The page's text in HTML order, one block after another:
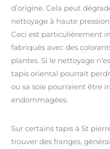
d’origine. Cela peut
nettoyage à haute
Ceci est particulièrement
fabriqués avec des
plantes. Si le nettoyage
tapis oriental pourrait
ou sa soie pourraient être
endommagées.
Sur certains tapis à St
trouver des franges,